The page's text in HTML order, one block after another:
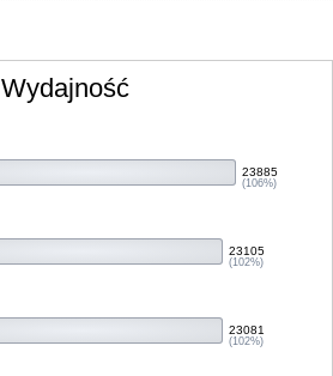
Wydajność
23885
(106%)
23105
(102%)
23081
(102%)